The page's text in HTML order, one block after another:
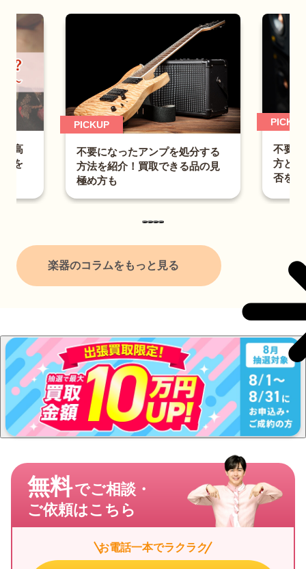
たアンプを処分する
！買取できる品の見
PICKUP
不要になったスピーカーの捨て
方とは？適切な処分法と買取可
楽器のコラムをもっと見る
無料でご相談・
ご依頼はこちら
お電話一本でラクラク